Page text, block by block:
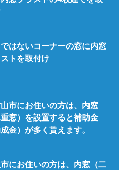
はないコーナーの窓に内窓
トを取付け
市にお住いの方は、内窓
重窓）を設置すると補助金
成金）が多く貰えます。
市にお住いの方は、内窓（二